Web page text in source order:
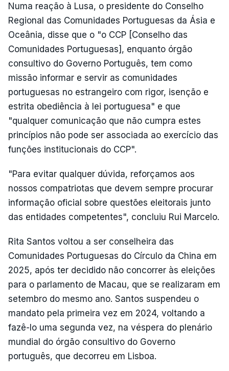
Numa reação à Lusa, o presidente do Conselho
Regional das Comunidades Portuguesas da Ásia e
Oceânia, disse que o "o CCP [Conselho das
Comunidades Portuguesas], enquanto órgão
consultivo do Governo Português, tem como
missão informar e servir as comunidades
portuguesas no estrangeiro com rigor, isenção e
estrita obediência à lei portuguesa" e que
"qualquer comunicação que não cumpra estes
princípios não pode ser associada ao exercício das
funções institucionais do CCP".
"Para evitar qualquer dúvida, reforçamos aos
nossos compatriotas que devem sempre procurar
informação oficial sobre questões eleitorais junto
das entidades competentes", concluiu Rui Marcelo.
Rita Santos voltou a ser conselheira das
Comunidades Portuguesas do Círculo da China em
2025, após ter decidido não concorrer às eleições
para o parlamento de Macau, que se realizaram em
setembro do mesmo ano. Santos suspendeu o
mandato pela primeira vez em 2024, voltando a
fazê-lo uma segunda vez, na véspera do plenário
mundial do órgão consultivo do Governo
português, que decorreu em Lisboa.